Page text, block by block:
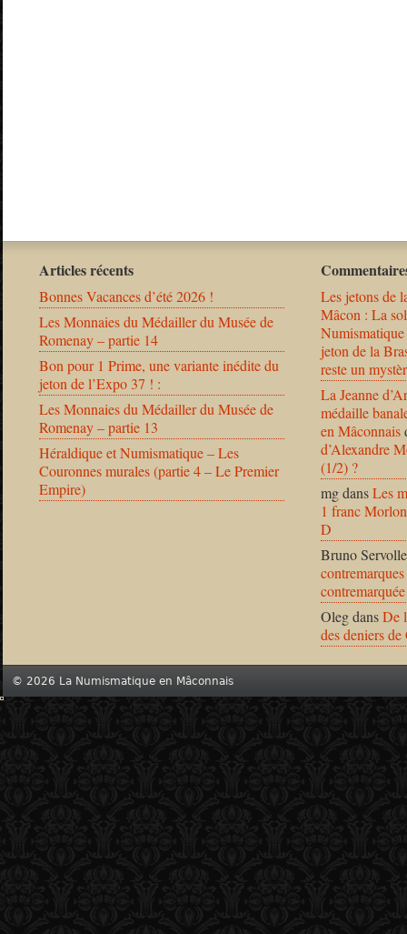
Articles récents
Bonnes Vacances d’été 2026 !
Les Monnaies du Médailler du Musée de
Romenay – partie 14
Bon pour 1 Prime, une variante inédite du
jeton de l’Expo 37 ! :
Les Monnaies du Médailler du Musée de
Romenay – partie 13
Héraldique et Numismatique – Les
Couronnes murales (partie 4 – Le Premier
Empire)
Les jetons de
Mâcon : La
jeton de la
reste un
La Jeanne
médaille
en Mâconnais
d’Alexandre
(1/2) ?
mgdansLes
1 franc
D
Bruno Servolle
OlegdansDe
des deniers
© 2026 La Numismatique en Mâconnais